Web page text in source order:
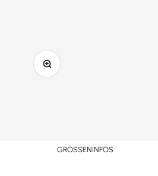
In das Bild hineinzoomen
GRÖSSENINFOS